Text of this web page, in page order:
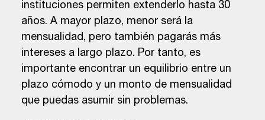
instituciones permiten extenderlo hasta 30
años. A mayor plazo, menor será la
mensualidad, pero también pagarás más
intereses a largo plazo. Por tanto, es
importante encontrar un equilibrio entre un
plazo cómodo y un monto de mensualidad
que puedas asumir sin problemas.